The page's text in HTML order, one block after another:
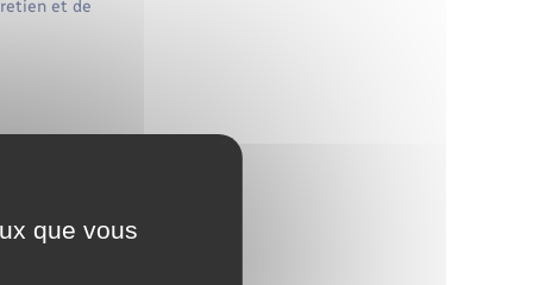
et de
que vous